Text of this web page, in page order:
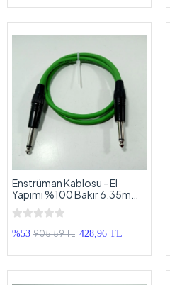
Enstrüman Kablosu - El
Yapımı %100 Bakır 6.35mm
Jaklı Enstruman Kablosu - 1
Metre
%53 905,59 TL 428,96 TL